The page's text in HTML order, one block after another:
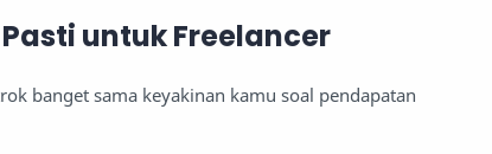
untuk Freelancer
banget sama keyakinan kamu soal pendapatan